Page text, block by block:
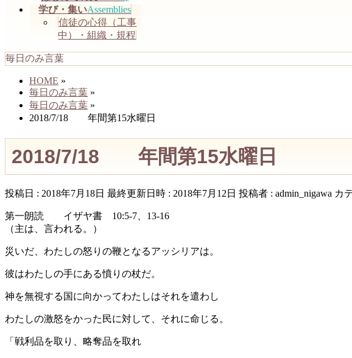
学び・集いAssemblies
信徒の心得（工事
中）・組織・規程
毎日のみ言葉
HOME »
毎日のみ言葉 »
毎日のみ言葉 »
2018/7/18 年間第15水曜日
2018/7/18 年間第15水曜日
投稿日 : 2018年7月18日 最終更新日時 : 2018年7月12日 投稿者 : admin_nigawa カ
第一朗読 イザヤ書 10:5-7、13-16
（主は、言われる。）
災いだ、わたしの怒りの鞭となるアッシリアは。
彼はわたしの手にある憤りの杖だ。
神を無視する国に向かってわたしはそれを遣わし
わたしの激怒をかった民に対して、それに命じる。
「戦利品を取り、略奪品を取れ